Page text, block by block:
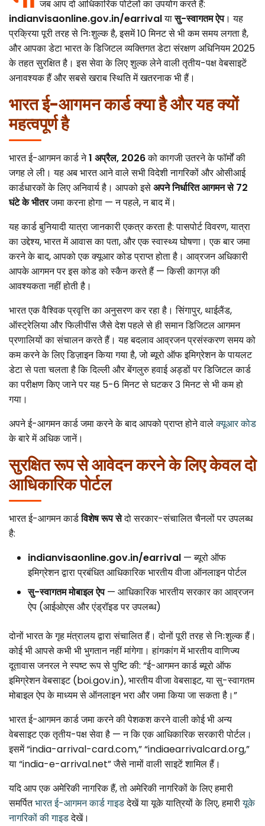
Error Correction
Missed Deadline
Canada
EU Citizens
NRI Guide
Bangalore
Languages
जब आप दो आधिकारिक पोर्टलों का उपयोग करते हैं:
indianvisaonline.gov.in/earrivalयासु-स्वागतम ऐप। यह
प्रक्रिया पूरी तरह से निःशुल्क है, इसमें 10 मिनट से भी कम समय लगता है,
और आपका डेटा भारत के डिजिटल व्यक्तिगत डेटा संरक्षण अधिनियम 2025
के तहत सुरक्षित है। इस सेवा के लिए शुल्क लेने वाली तृतीय-पक्ष वेबसाइटें
अनावश्यक हैं और सबसे खराब स्थिति में खतरनाक भी हैं।
भारत ई-आगमन कार्ड क्या है और यह क्यों
महत्वपूर्ण है
भारत ई-आगमन कार्ड ने1 अप्रैल, 2026को कागजी उतरने के फॉर्मों की
जगह ले ली। यह अब भारत आने वाले सभी विदेशी नागरिकों और ओसीआई
कार्डधारकों के लिए अनिवार्य है। आपको इसेअपने निर्धारित आगमन से 72
घंटे के भीतरजमा करना होगा — न पहले, न बाद में।
यह कार्ड बुनियादी यात्रा जानकारी एकत्र करता है: पासपोर्ट विवरण, यात्रा
का उद्देश्य, भारत में आवास का पता, और एक स्वास्थ्य घोषणा। एक बार जमा
करने के बाद, आपको एक क्यूआर कोड प्राप्त होता है। आव्रजन अधिकारी
आपके आगमन पर इस कोड को स्कैन करते हैं — किसी कागज़ की
आवश्यकता नहीं होती है।
भारत एक वैश्विक प्रवृत्ति का अनुसरण कर रहा है। सिंगापुर, थाईलैंड,
ऑस्ट्रेलिया और फिलीपींस जैसे देश पहले से ही समान डिजिटल आगमन
प्रणालियों का संचालन करते हैं। यह बदलाव आव्रजन प्रसंस्करण समय को
कम करने के लिए डिज़ाइन किया गया है, जो ब्यूरो ऑफ इमिग्रेशन के पायलट
डेटा से पता चलता है कि दिल्ली और बेंगलुरु हवाई अड्डों पर डिजिटल कार्ड
का परीक्षण किए जाने पर यह 5-6 मिनट से घटकर 3 मिनट से भी कम हो
गया।
अपने ई-आगमन कार्ड जमा करने के बाद आपको प्राप्त होने वालेक्यूआर कोड
के बारे में अधिक जानें।
सुरक्षित रूप से आवेदन करने के लिए केवल दो
आधिकारिक पोर्टल
भारत ई-आगमन कार्डविशेष रूप सेदो सरकार-संचालित चैनलों पर उपलब्ध
है:
indianvisaonline.gov.in/earrival — ब्यूरो ऑफ
इमिग्रेशन द्वारा प्रबंधित आधिकारिक भारतीय वीजा ऑनलाइन पोर्टल
सु-स्वागतम मोबाइल ऐप— आधिकारिक भारतीय सरकार का आव्रजन
ऐप (आईओएस और एंड्रॉइड पर उपलब्ध)
दोनों भारत के गृह मंत्रालय द्वारा संचालित हैं। दोनों पूरी तरह से निःशुल्क हैं।
कोई भी आपसे कभी भी भुगतान नहीं मांगेगा। हांगकांग में भारतीय वाणिज्य
दूतावास जनरल ने स्पष्ट रूप से पुष्टि की: “ई-आगमन कार्ड ब्यूरो ऑफ
इमिग्रेशन वेबसाइट (boi.gov.in), भारतीय वीजा वेबसाइट, या सु-स्वागतम
मोबाइल ऐप के माध्यम से ऑनलाइन भरा और जमा किया जा सकता है।”
भारत ई-आगमन कार्ड जमा करने की पेशकश करने वाली कोई भी अन्य
वेबसाइट एक तृतीय-पक्ष सेवा है — न कि एक आधिकारिक सरकारी पोर्टल।
इसमें “india-arrival-card.com,” “indiaearrivalcard.org,”
या “india-e-arrival.net” जैसे नामों वाली साइटें शामिल हैं।
यदि आप एक अमेरिकी नागरिक हैं, तो अमेरिकी नागरिकों के लिए हमारी
समर्पितभारत ई-आगमन कार्ड गाइडदेखें या यूके यात्रियों के लिए, हमारीयूके
नागरिकों की गाइडदेखें।